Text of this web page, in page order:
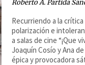
Roberto A. Partida
Recurriendo a la
polarización e
a salas de cine “¡Que
Joaquín Cosío y Ana
épica y provocadora